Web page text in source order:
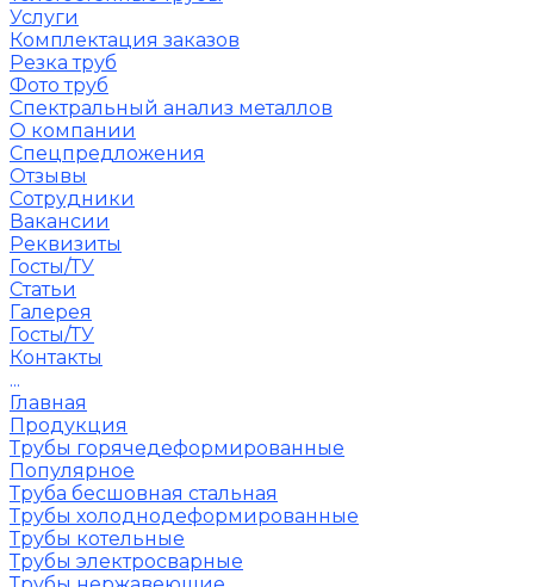
Услуги
Комплектация заказов
Резка труб
Фото труб
Спектральный анализ металлов
О компании
Спецпредложения
Отзывы
Сотрудники
Вакансии
Реквизиты
Госты/ТУ
Статьи
Галерея
Госты/ТУ
Контакты
...
Главная
Продукция
Трубы горячедеформированные
Популярное
Труба бесшовная стальная
Трубы холоднодеформированные
Трубы котельные
Трубы электросварные